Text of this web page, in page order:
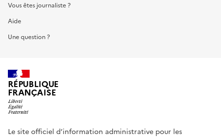
Vous êtes journaliste ?
Aide
Une question ?
RÉPUBLIQUE
FRANÇAISE
Le site officiel d’information administrative pour les